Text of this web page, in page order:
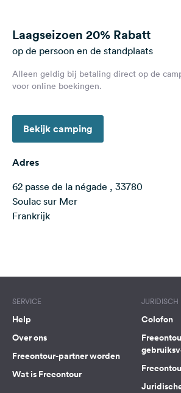
Feedback
Taal:
Nederlands
ons
op
social
Instagram
Laagseizoen 20% Rabatt
op de persoon en de standplaats
Alleen geldig bij betaling direct op de
voor online boekingen.
Bekijk camping
Adres
62 passe de la négade , 33780
Soulac sur Mer
Frankrijk
SERVICE
Help
Over ons
Freeontour-partner worden
Wat is Freeontour
JURIDISCH
Colofon